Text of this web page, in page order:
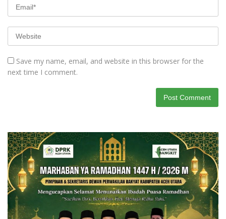
Save my name, email, and website in this browser for the
next time I comment.